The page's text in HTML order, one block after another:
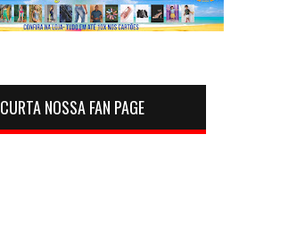
CURTA NOSSA FAN PAGE